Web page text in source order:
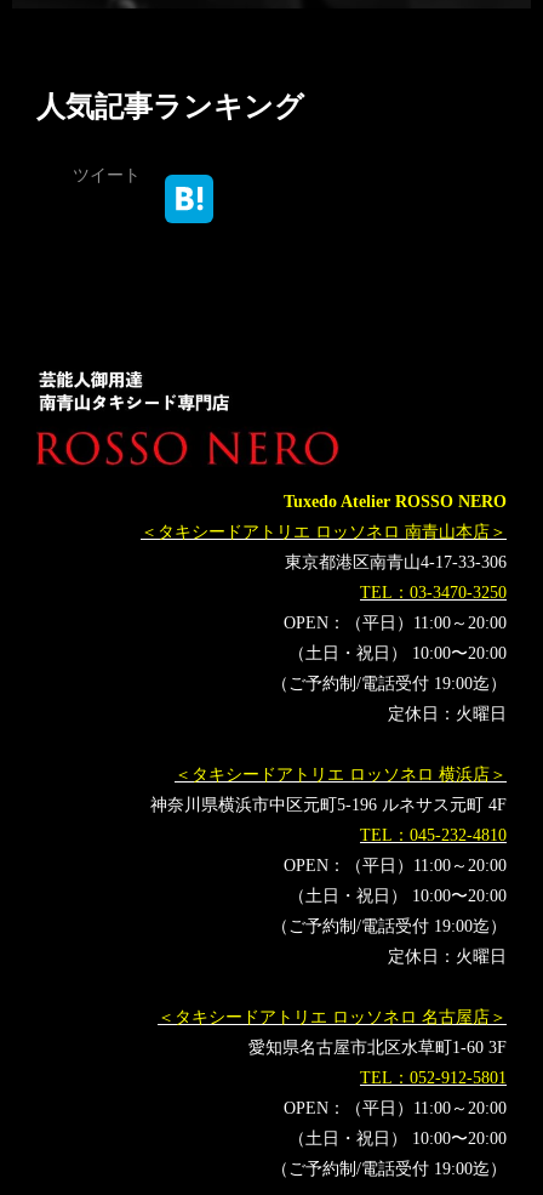
人気記事ランキング
ツイート
Tuxedo Atelier ROSSO NERO
＜タキシードアトリエ ロッソネロ 南青山本店＞
東京都港区南青山4-17-33-306
TEL：03-3470-3250
OPEN：（平日）11:00～20:00
（土日・祝日） 10:00〜20:00
（ご予約制/電話受付 19:00迄）
定休日：火曜日
＜タキシードアトリエ ロッソネロ 横浜店＞
神奈川県横浜市中区元町5-196 ルネサス元町 4F
TEL：045-232-4810
OPEN：（平日）11:00～20:00
（土日・祝日） 10:00〜20:00
（ご予約制/電話受付 19:00迄）
定休日：火曜日
＜タキシードアトリエ ロッソネロ 名古屋店＞
愛知県名古屋市北区水草町1-60 3F
TEL：052-912-5801
OPEN：（平日）11:00～20:00
（土日・祝日） 10:00〜20:00
（ご予約制/電話受付 19:00迄）